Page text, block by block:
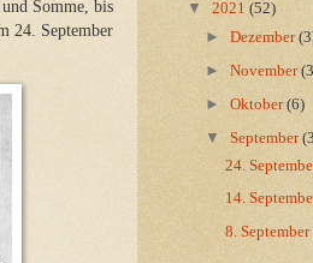
Somme, bis
24. September
▼ 2021 (52)
►Dezember
►November
►Oktober(6)
▼September
24.
14.
8. September